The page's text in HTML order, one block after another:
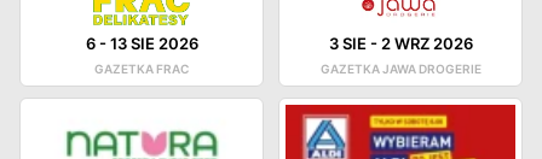
6-13 SIE 2026
GAZETKA FRAC
3 SIE - 2 WRZ 2026
GAZETKA JAWA DROGERIE